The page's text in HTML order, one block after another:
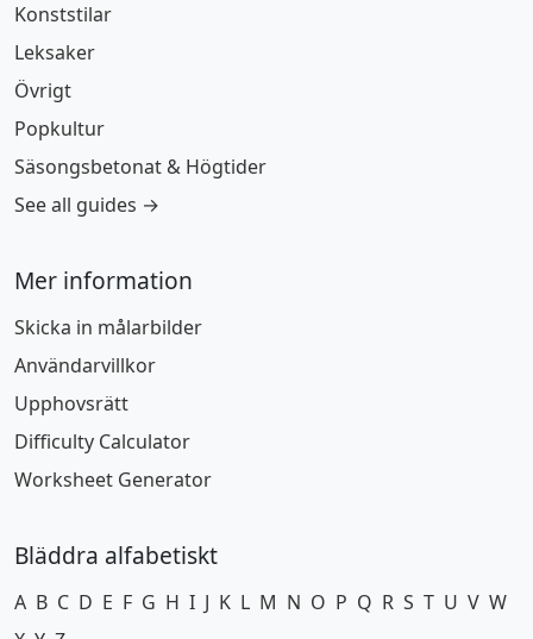
Konststilar
Leksaker
Övrigt
Popkultur
Säsongsbetonat & Högtider
See all guides →
Mer information
Skicka in målarbilder
Användarvillkor
Upphovsrätt
Difficulty Calculator
Worksheet Generator
Bläddra alfabetiskt
A B C D E F G H I J K L M N O P Q R S T U V W